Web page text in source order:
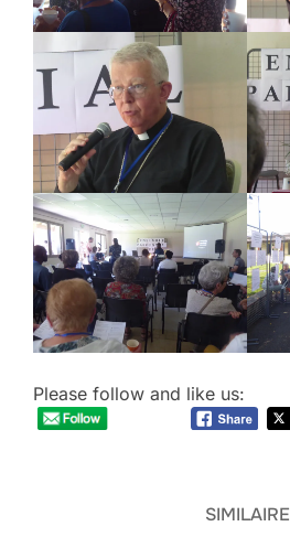
Please follow and like us:
SIMILAIRE